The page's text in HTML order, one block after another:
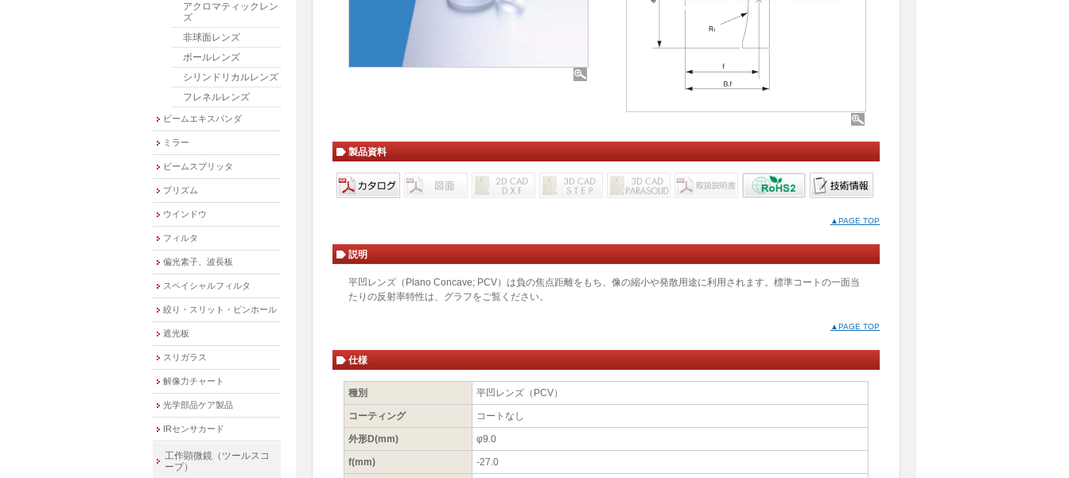
製品資料
▲PAGE TOP
説明
平凹レンズ（Plano Concave; PCV）は負の焦点距離をもち、像の縮小や発散用途に利用されます。標準コートの一面当
たりの反射率特性は、グラフをご覧ください。
▲PAGE TOP
仕様
種別 平凹レンズ（PCV）
コーティング コートなし
外形D(mm) φ9.0
f(mm) -27.0
アクロマティックレン
ズ
非球面レンズ
ボールレンズ
シリンドリカルレンズ
フレネルレンズ
ビームエキスパンダ
ミラー
ビームスプリッタ
プリズム
ウインドウ
フィルタ
偏光素子、波長板
スペイシャルフィルタ
絞り・スリット・ピンホール
遮光板
スリガラス
解像力チャート
光学部品ケア製品
IRセンサカード
工作顕微鏡（ツールスコ
ープ）